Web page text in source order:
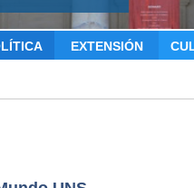
EXTENSIÓN